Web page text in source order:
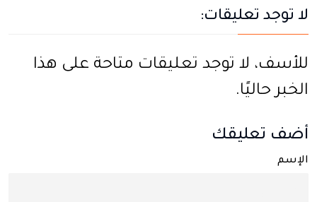
لا توجد تعليقات:
للأسف، لا توجد تعليقات متاحة على هذا
الخبر حاليًا.
أضف تعليقك
الإسم